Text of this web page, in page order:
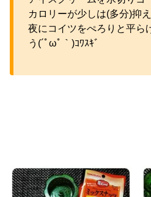
カロリーが少しは(多分)抑
夜にコイツをぺろりと平ら
う(´ﾟωﾟ｀)ｺﾜｽｷﾞ